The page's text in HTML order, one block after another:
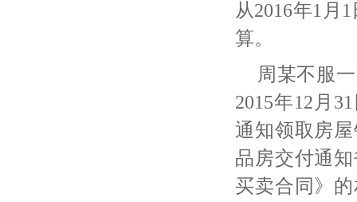
从2016年1月
算。
周某不服
2015年12月
通知领取房
品房交付通
买卖合同》